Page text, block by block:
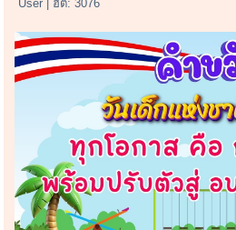
User | ฮิต: 3076